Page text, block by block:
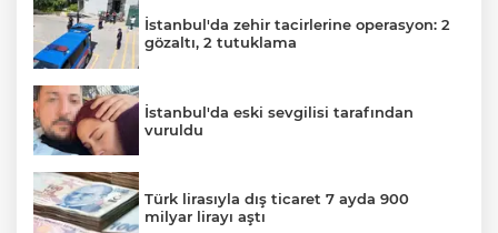
İstanbul'da zehir tacirlerine operasyon: 2
gözaltı, 2 tutuklama
İstanbul'da eski sevgilisi tarafından
vuruldu
Türk lirasıyla dış ticaret 7 ayda 900
milyar lirayı aştı